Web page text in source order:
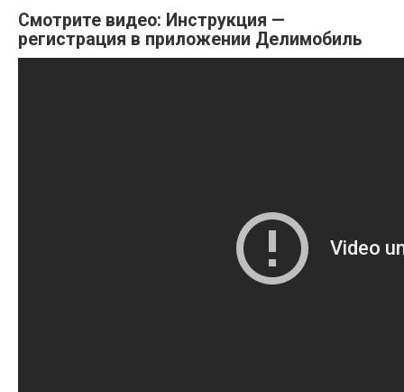
Смотрите видео: Инструкция —
регистрация в приложении Делимобиль